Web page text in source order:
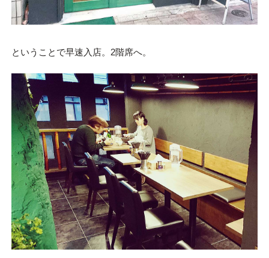
ということで早速入店。2階席へ。